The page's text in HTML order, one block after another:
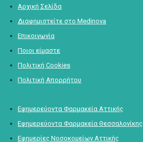
Αρχική Σελίδα
Διαφημιστείτε στο Medinova
Επικοινωνία
Ποιοι είμαστε
Πολιτική Cookies
Πολιτική Απορρήτου
Εφημερεύοντα Φαρμακεία Αττικής
Εφημερεύοντα Φαρμακεία Θεσσαλονίκης
Εφημερίες Νοσοκομείων Αττικής